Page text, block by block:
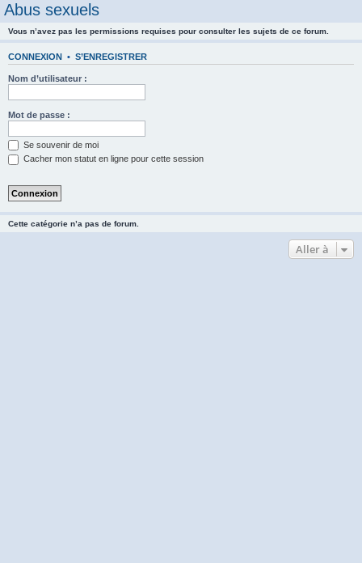
Abus sexuels
Vous n’avez pas les permissions requises pour consulter les sujets de ce forum.
CONNEXION • S’ENREGISTRER
Nom d’utilisateur :
Mot de passe :
Se souvenir de moi
Cacher mon statut en ligne pour cette session
Cette catégorie n’a pas de forum.
Aller à